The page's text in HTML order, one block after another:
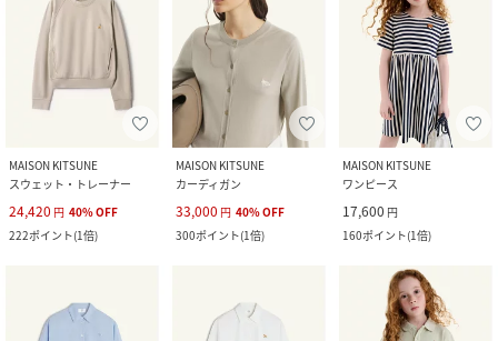
MAISON KITSUNE
スウェット・トレーナー
24,420 円 40%OFF
222ポイント(1倍)
MAISON KITSUNE
カーディガン
33,000 円 40%OFF
300ポイント(1倍)
MAISON KITSUNE
ワンピース
17,600 円
160ポイント(1倍)